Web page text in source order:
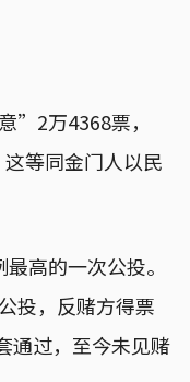
”2万4368票，
等同金门人以民
高的一次公投。
投，反赌方得票
通过，至今未见赌